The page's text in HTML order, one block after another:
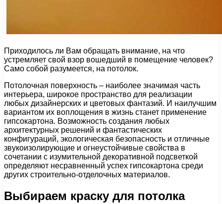
Приходилось ли Вам обращать внимание, на что
устремляет свой взор вошедший в помещение человек?
Само собой разумеется, на потолок.
Потолочная поверхность – наиболее значимая часть
интерьера, широкое пространство для реализации
любых дизайнерских и цветовых фантазий. И наилучшим
вариантом их воплощения в жизнь станет применение
гипсокартона. Возможность создания любых
архитектурных решений и фантастических
конфигураций, экологическая безопасность и отличные
звукоизолирующие и огнеустойчивые свойства в
сочетании с изумительной декоративной подсветкой
определяют несравненный успех гипсокартона среди
других строительно-отделочных материалов.
Выбираем краску для потолка